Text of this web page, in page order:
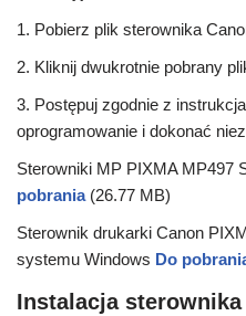
1. Pobierz plik sterownika
2. Kliknij dwukrotnie pobrany
3. Postępuj zgodnie z
oprogramowanie i dokonać
Sterowniki MP PIXMA MP497
pobrania (26.77 MB)
Sterownik drukarki Canon
systemu Windows Do
Instalacja sterownika